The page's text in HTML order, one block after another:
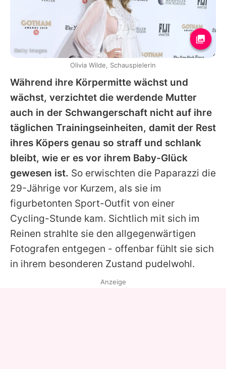
Während ihre Körpermitte wächst und
wächst, verzichtet die werdende Mutter
auch in der Schwangerschaft nicht auf ihre
täglichen Trainingseinheiten, damit der Rest
ihres Köpers genau so straff und schlank
bleibt, wie er es vor ihrem Baby-Glück
gewesen ist. So erwischten die Paparazzi die
29-Jährige vor Kurzem, als sie im
figurbetonten Sport-Outfit von einer
Cycling-Stunde kam. Sichtlich mit sich im
Reinen strahlte sie den allgegenwärtigen
Fotografen entgegen - offenbar fühlt sie sich
in ihrem besonderen Zustand pudelwohl.
Getty Images
Olivia Wilde, Schauspielerin
Anzeige